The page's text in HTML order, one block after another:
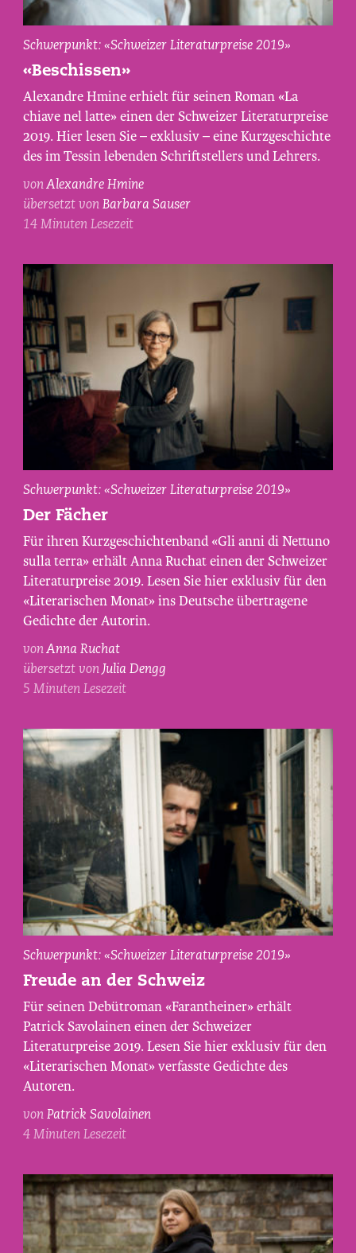
Alexandre
fotografiert
von
Maurice
Haas.
Schwerpunkt: «Schweizer Literaturpreise 2019»
«Beschissen»
Alexandre Hmine erhielt für seinen Roman «La
chiave nel latte» einen der Schweizer Literaturpreise
2019. Hier lesen Sie – exklusiv – eine Kurzgeschichte
des im Tessin lebenden Schriftstellers und Lehrers.
vonAlexandre Hmine
übersetzt vonBarbara Sauser
14 Minuten Lesezeit
Anna
Ruchat,
fotografiert
von
Maurice
Haas.
Schwerpunkt: «Schweizer Literaturpreise 2019»
Der Fächer
Für ihren Kurzgeschichtenband «Gli anni di Nettuno
sulla terra» erhält Anna Ruchat einen der Schweizer
Literaturpreise 2019. Lesen Sie hier exklusiv für den
«Literarischen Monat» ins Deutsche übertragene
Gedichte der Autorin.
vonAnna Ruchat
übersetzt vonJulia Dengg
5 Minuten Lesezeit
Patrick
fotografiert
von
Maurice
Haas.
Schwerpunkt: «Schweizer Literaturpreise 2019»
Freude an der Schweiz
Für seinen Debütroman «Farantheiner» erhält
Patrick Savolainen einen der Schweizer
Literaturpreise 2019. Lesen Sie hier exklusiv für den
«Literarischen Monat» verfasste Gedichte des
Autoren.
vonPatrick Savolainen
4 Minuten Lesezeit